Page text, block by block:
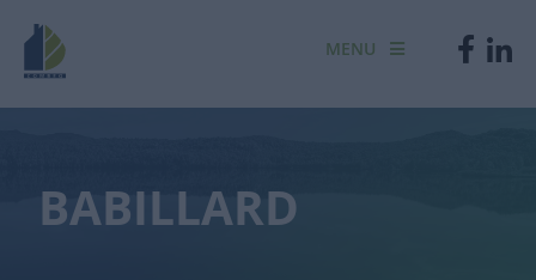
MENU
BABILLARD